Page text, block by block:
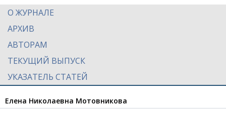
О ЖУРНАЛЕ
АРХИВ
АВТОРАМ
ТЕКУЩИЙ ВЫПУСК
УКАЗАТЕЛЬ СТАТЕЙ
Елена Николаевна Мотовникова